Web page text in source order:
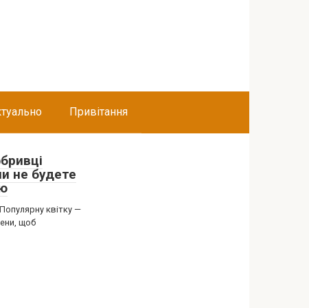
Привітання
не будете
квітку —
щоб